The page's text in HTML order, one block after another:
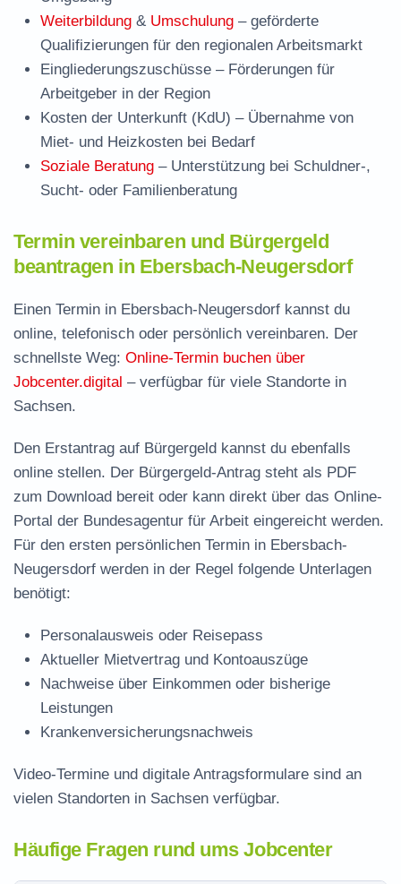
Weiterbildung & Umschulung – geförderte
Qualifizierungen für den regionalen Arbeitsmarkt
Eingliederungszuschüsse – Förderungen für
Arbeitgeber in der Region
Kosten der Unterkunft (KdU) – Übernahme von
Miet- und Heizkosten bei Bedarf
Soziale Beratung – Unterstützung bei Schuldner-,
Sucht- oder Familienberatung
Termin vereinbaren und Bürgergeld
beantragen in Ebersbach-Neugersdorf
Einen Termin in Ebersbach-Neugersdorf kannst du
online, telefonisch oder persönlich vereinbaren. Der
schnellste Weg: Online-Termin buchen über
Jobcenter.digital – verfügbar für viele Standorte in
Sachsen.
Den Erstantrag auf Bürgergeld kannst du ebenfalls
online stellen. Der Bürgergeld-Antrag steht als PDF
zum Download bereit oder kann direkt über das Online-
Portal der Bundesagentur für Arbeit eingereicht werden.
Für den ersten persönlichen Termin in Ebersbach-
Neugersdorf werden in der Regel folgende Unterlagen
benötigt:
Personalausweis oder Reisepass
Aktueller Mietvertrag und Kontoauszüge
Nachweise über Einkommen oder bisherige
Leistungen
Krankenversicherungsnachweis
Video-Termine und digitale Antragsformulare sind an
vielen Standorten in Sachsen verfügbar.
Häufige Fragen rund ums Jobcenter